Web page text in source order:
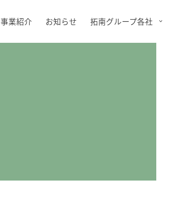
事業紹介 お知らせ 拓南グループ各社